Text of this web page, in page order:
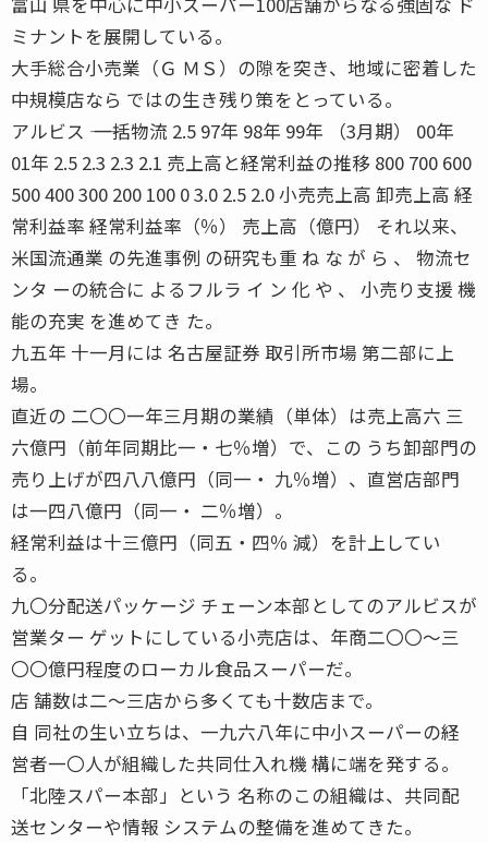
ミナントを展開している。
大手総合小売業（Ｇ ＭＳ）の隙を突き、地域に密着した
中規模店なら ではの生き残り策をとっている。
アルビス ―― 一括物流 2.5 97年 98年 99年 （3月期） 00年
01年 2.5 2.3 2.3 2.1 売上高と経常利益の推移 800 700 600
500 400 300 200 100 0 3.0 2.5 2.0 小売売上高 卸売上高 経
常利益率 経常利益率（％） 売上高（億円） それ以来、
米国流通業 の先進事例 の研究も重 ね な が ら 、 物流セ
ンタ ーの統合に よるフルラ イ ン 化 や 、 小売り支援 機
能の充実 を進めてき た。
九五年 十一月には 名古屋証券 取引所市場 第二部に上
場。
直近の 二〇〇一年三月期の業績（単体）は売上高六 三
六億円（前年同期比一・七％増）で、この うち卸部門の
売り上げが四八八億円（同一・ 九％増）、直営店部門
は一四八億円（同一・ 二％増）。
経常利益は十三億円（同五・四％ 減）を計上してい
る。
九〇分配送パッケージ チェーン本部としてのアルビスが
営業ター ゲットにしている小売店は、年商二〇〇〜三
〇〇億円程度のローカル食品スーパーだ。
店 舗数は二〜三店から多くても十数店まで。
自 同社の生い立ちは、一九六八年に中小スーパーの経
営者一〇人が組織した共同仕入れ機 構に端を発する。
「北陸スパー本部」という 名称のこの組織は、共同配
送センターや情報 システムの整備を進めてきた。